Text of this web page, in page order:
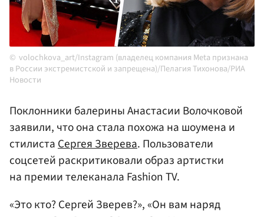
volochkova_art/Instagram (владелец компания Meta признана
в России экстремистской и запрещена)/Пелагия Тихонова/РИА
Новости
Поклонники балерины Анастасии Волочковой
заявили, что она стала похожа на шоумена и
стилистаСергея Зверева. Пользователи
соцсетей раскритиковали образ артистки
на премии телеканала Fashion TV.
«Это кто? Сергей Зверев?», «Он вам наряд